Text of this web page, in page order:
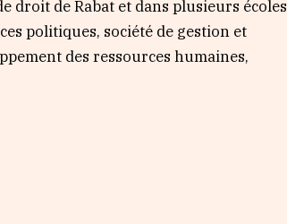
droit de Rabat et dans plusieurs écoles
politiques, société de gestion et
des ressources humaines,